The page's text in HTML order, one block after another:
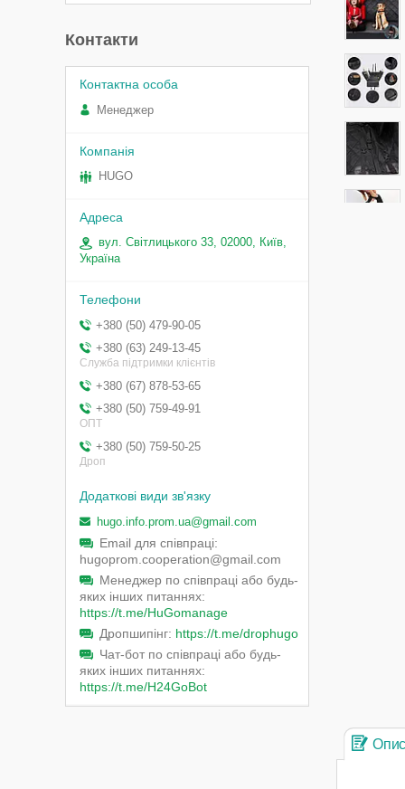
Контакти
Менеджер
HUGO
вул. Світлицького 33, 02000, Київ,
Україна
+380 (50) 479-90-05
+380 (63) 249-13-45
Служба підтримки клієнтів
+380 (67) 878-53-65
+380 (50) 759-49-91
ОПТ
+380 (50) 759-50-25
Дроп
hugo.info.prom.ua@gmail.com
Email для співпраці
hugoprom.cooperation@gmail.com
Менеджер по співпраці або будь-
яких інших питаннях
https://t.me/HuGomanage
Дропшипінг https://t.me/drophugo
Чат-бот по співпраці або будь-
яких інших питаннях
https://t.me/H24GoBot